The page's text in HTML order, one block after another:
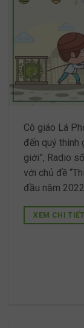
Cô giáo Lá
đến quý thính
giới”, Radio
với chủ đề
đầu năm
XEM CHI TIẾT